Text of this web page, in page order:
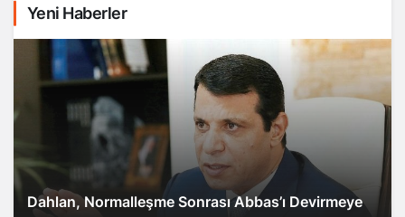
Yeni Haberler
Dahlan, Normalleşme Sonrası Abbas’ı Devirmeye